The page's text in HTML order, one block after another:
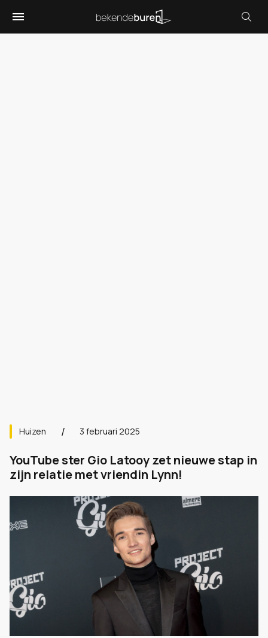
Huizen 3 februari 2025
YouTube ster Gio Latooy zet nieuwe stap in
zijn relatie met vriendin Lynn!